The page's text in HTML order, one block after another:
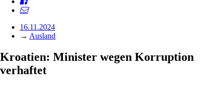
16.11.2024
→ Ausland
Kroatien: Minister wegen Korruption
verhaftet